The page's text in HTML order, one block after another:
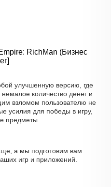
RichMan (Бизнес
улучшенную версию, где
количество денег и
взломом пользователю не
усилия для победы в игру,
предметы.
а мы подготовим вам
игр и приложений.